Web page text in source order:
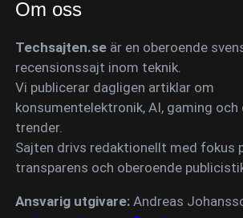
Om oss
Techsajten.se är en oberoende
recensionssajt inom teknik.
Vi publicerar dagligen artiklar om
konsumentelektronik, AI, gaming och
trender.
Sajten drivs redaktionellt med fokus
transparens och oberoende
Ansvarig utgivare: Andreas